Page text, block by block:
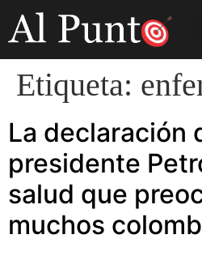
Etiqueta:
La declaración
presidente
salud que
muchos